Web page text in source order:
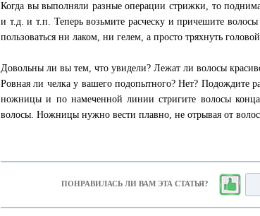
Когда вы выполняли разные операции стрижки, то
и т.д. и т.п. Теперь возьмите расческу и причешите
пользоваться ни лаком, ни гелем, а просто тряхнуть
Довольны ли вы тем, что увидели? Лежат ли волосы
Ровная ли челка у вашего подопытного? Нет? Подождите
ножницы и по намеченной линии стригите волосы
волосы. Ножницы нужно вести плавно, не отрывая от
ПОНРАВИЛАСЬ ЛИ ВАМ ЭТА СТАТЬЯ?